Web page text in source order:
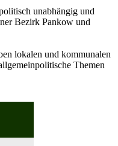
unabhängig und
Bezirk Pankow und
lokalen und kommunalen
Themen